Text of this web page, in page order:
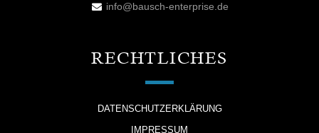
info@bausch-enterprise.de
RECHTLICHES
DATENSCHUTZERKLÄRUNG
IMPRESSUM